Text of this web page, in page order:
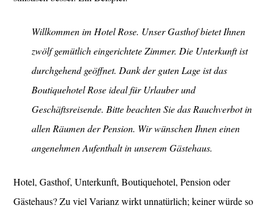
Willkommen im Hotel Rose. Unser Gasthof bietet Ihnen
zwölf gemütlich eingerichtete Zimmer. Die Unterkunft ist
durchgehend geöffnet. Dank der guten Lage ist das
Boutiquehotel Rose ideal für Urlauber und
Geschäftsreisende. Bitte beachten Sie das Rauchverbot in
allen Räumen der Pension. Wir wünschen Ihnen einen
angenehmen Aufenthalt in unserem Gästehaus.
Hotel, Gasthof, Unterkunft, Boutiquehotel, Pension oder
Gästehaus? Zu viel Varianz wirkt unnatürlich; keiner würde so